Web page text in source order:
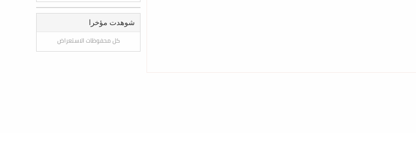
شوهدت مؤخرا
كل محفوظات الاستعراض